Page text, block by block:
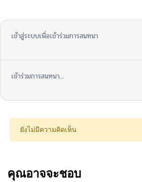
เข้าสู่ระบบเพื่อเข้าร่วมการสนทนา
เข้าร่วมการสนทนา...
ยังไม่มีความคิดเห็น
คุณอาจจะชอบ